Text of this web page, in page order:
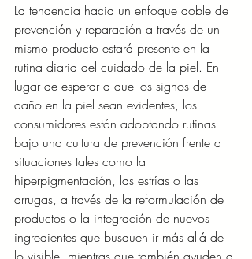
La tendencia hacia un enfoque doble de
prevención y reparación a través de un
mismo producto estará presente en la
rutina diaria del cuidado de la piel. En
lugar de esperar a que los signos de
daño en la piel sean evidentes, los
consumidores están adoptando rutinas
bajo una cultura de prevención frente a
situaciones tales como la
hiperpigmentación, las estrías o las
arrugas, a través de la reformulación de
productos o la integración de nuevos
ingredientes que busquen ir más allá de